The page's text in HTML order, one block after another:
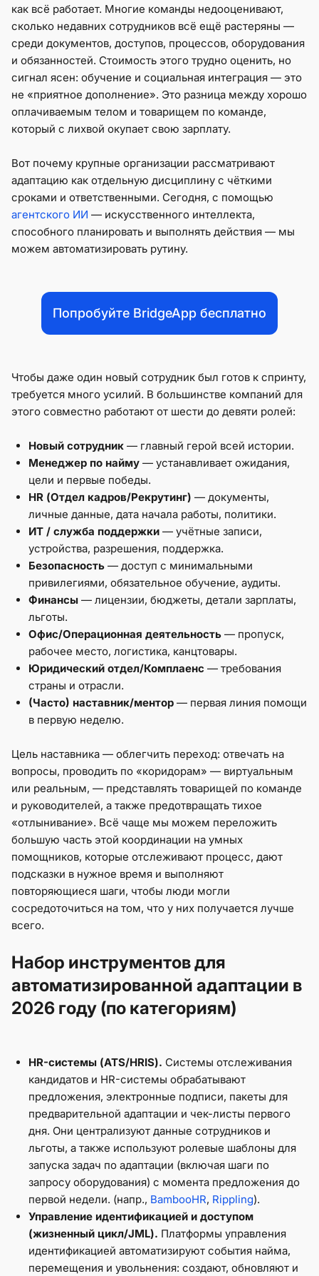
как всё работает. Многие команды недооценивают,
сколько недавних сотрудников всё ещё растеряны —
среди документов, доступов, процессов, оборудования
и обязанностей. Стоимость этого трудно оценить, но
сигнал ясен: обучение и социальная интеграция — это
не «приятное дополнение». Это разница между хорошо
оплачиваемым телом и товарищем по команде,
который с лихвой окупает свою зарплату.
Вот почему крупные организации рассматривают
адаптацию как отдельную дисциплину с чёткими
сроками и ответственными. Сегодня, с помощью
агентского ИИ — искусственного интеллекта,
способного планировать и выполнять действия — мы
можем автоматизировать рутину.
Попробуйте BridgeApp бесплатно
Чтобы даже один новый сотрудник был готов к спринту,
требуется много усилий. В большинстве компаний для
этого совместно работают от шести до девяти ролей:
Новый сотрудник — главный герой всей истории.
Менеджер по найму — устанавливает ожидания,
цели и первые победы.
HR (Отдел кадров/Рекрутинг) — документы,
личные данные, дата начала работы, политики.
ИТ / служба поддержки — учётные записи,
устройства, разрешения, поддержка.
Безопасность — доступ с минимальными
привилегиями, обязательное обучение, аудиты.
Финансы — лицензии, бюджеты, детали зарплаты,
льготы.
Офис/Операционная деятельность — пропуск,
рабочее место, логистика, канцтовары.
Юридический отдел/Комплаенс — требования
страны и отрасли.
(Часто) наставник/ментор — первая линия помощи
в первую неделю.
Цель наставника — облегчить переход: отвечать на
вопросы, проводить по «коридорам» — виртуальным
или реальным, — представлять товарищей по команде
и руководителей, а также предотвращать тихое
«отлынивание». Всё чаще мы можем переложить
большую часть этой координации на умных
помощников, которые отслеживают процесс, дают
подсказки в нужное время и выполняют
повторяющиеся шаги, чтобы люди могли
сосредоточиться на том, что у них получается лучше
всего.
Набор инструментов для
автоматизированной адаптации в
2026 году (по категориям)
HR-системы (ATS/HRIS). Системы отслеживания
кандидатов и HR-системы обрабатывают
предложения, электронные подписи, пакеты для
предварительной адаптации и чек-листы первого
дня. Они централизуют данные сотрудников и
льготы, а также используют ролевые шаблоны для
запуска задач по адаптации (включая шаги по
запросу оборудования) с момента предложения до
первой недели. (напр., BambooHR, Rippling).
Управление идентификацией и доступом
(жизненный цикл/JML). Платформы управления
идентификацией автоматизируют события найма,
перемещения и увольнения: создают, обновляют и